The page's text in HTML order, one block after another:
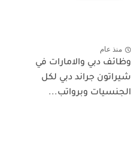
منذ عام
وظائف دبي والامارات في
شيراتون جراند دبي لكل
الجنسيات وبرواتب...